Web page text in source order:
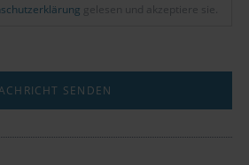
gelesen und akzeptiere sie.
SENDEN